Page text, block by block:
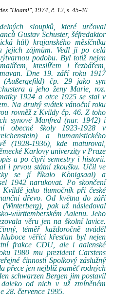
"Hoam!", 1974, č. 12, s. 45-46
sloupků, které určoval
Gustav Schuster, šéfredaktor
hůl) krajanského měsíčníku
jejich zájmům. Vedl ji po celá
podobu. Byl totiž nejen
kreslířem i řezbářem,
Dne 19. září roku 1917
čp. 29 jako syn
a jeho ženy Marie, roz.
1924 a otce 1925 se stal v
Na druhý svátek vánoční roku
rovněž z Kvildy čp. 46. Z toho
synové Manfred (nar. 1942) i
obecné školy 1923-1928 v
a humanistického
(1928-1936), kde maturoval,
Karlovy univerzity v Praze
a po čtyři semestry i historii.
i prvou státní zkoušku. Učil ve
se jí říkalo Königsaal) a
1942 narukovat. Po skončení
jako tlumočník při české
dřevo. Od května do září
pak už následoval
württemberském Aalenu. Jeho
věru jen na školní lavice.
téměř každoročně uváděl
věřící křesťan byl nejen
frakce CDU, ale i aalenské
1980 mu prezident Carstens
činnosti Spolkový záslužný
přece jen nejblíž paměť rodných
schwarzen Bergen jim postavil
od nich v už zmíněném
28. července 1995.